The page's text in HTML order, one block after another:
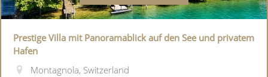
Prestige Villa mit Panoramablick auf den See und privatem
Hafen
Montagnola, Switzerland